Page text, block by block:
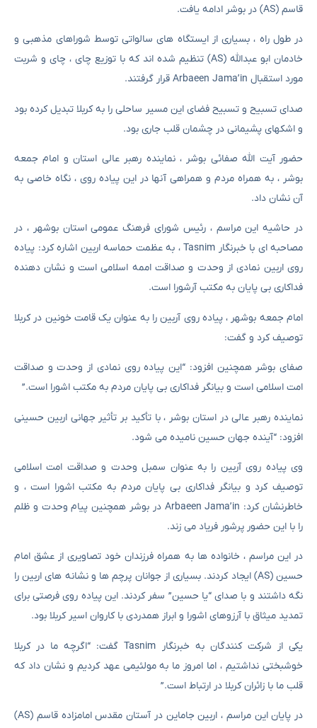
قاسم (AS) در بوشر ادامه یافت.
در طول راه ، بسیاری از ایستگاه های سالواتی توسط شوراهای مذهبی و
خادمان ابو عبدالله (AS) تنظیم شده اند که با توزیع چای ، چای و شربت
مورد استقبال Arbaeen Jama’in قرار گرفتند.
صدای تسبیح و تسبیح فضای این مسیر ساحلی را به کربلا تبدیل کرده بود
و اشکهای پشیمانی در چشمان قلب جاری بود.
حضور آیت الله صفائی بوشر ، نماینده رهبر عالی استان و امام جمعه
بوشر ، به همراه مردم و همراهی آنها در این پیاده روی ، نگاه خاصی به
آن نشان داد.
در حاشیه این مراسم ، رئیس شورای فرهنگ عمومی استان بوشهر ، در
مصاحبه ای با خبرنگار Tasnim ، به عظمت حماسه اربین اشاره کرد: پیاده
روی اربین نمادی از وحدت و صداقت اممه اسلامی است و نشان دهنده
فداکاری بی پایان به مکتب آرشورا است.
امام جمعه بوشهر ، پیاده روی آربین را به عنوان یک قامت خونین در کربلا
توصیف کرد و گفت:
صفای بوشر همچنین افزود: “این پیاده روی نمادی از وحدت و صداقت
امت اسلامی است و بیانگر فداکاری بی پایان مردم به مکتب اشورا است.”
نماینده رهبر عالی در استان بوشر ، با تأکید بر تأثیر جهانی اربین حسینی
افزود: “آینده جهان حسین نامیده می شود.
وی پیاده روی آربین را به عنوان سمبل وحدت و صداقت امت اسلامی
توصیف کرد و بیانگر فداکاری بی پایان مردم به مکتب اشورا است ، و
خاطرنشان کرد: Arbaeen Jama’in در بوشر همچنین پیام وحدت و ظلم
را با این حضور پرشور فریاد می زند.
در این مراسم ، خانواده ها به همراه فرزندان خود تصاویری از عشق امام
حسین (AS) ایجاد کردند. بسیاری از جوانان پرچم ها و نشانه های اربین را
نگه داشتند و با صدای “یا حسین” سفر کردند. این پیاده روی فرصتی برای
تمدید میثاق با آرزوهای اشورا و ابراز همدردی با کاروان اسیر کربلا بود.
یکی از شرکت کنندگان به خبرنگار Tasnim گفت: “اگرچه ما در کربلا
خوشبختی نداشتیم ، اما امروز ما به مولئیمی عهد کردیم و نشان داد که
قلب ما با زائران کربلا در ارتباط است.”
در پایان این مراسم ، اربین جاماین در آستان مقدس امامزاده قاسم (AS)